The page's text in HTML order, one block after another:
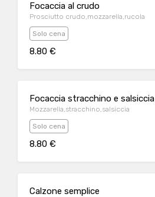
Focaccia al crudo
Prosciutto crudo,mozzarella,rucola
Solo cena
8.80 €
Focaccia stracchino e salsiccia
Mozzarella,stracchino,salsiccia
Solo cena
8.80 €
Calzone semplice